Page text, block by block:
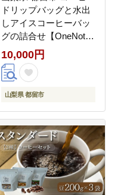
ドリップバッグと水出
しアイスコーヒーバッ
グの詰合せ【OneNote
Coffee Roaster】｜煎
りたて コーヒー 直送
プレゼント 贈答 珈琲豆
ャルティー ドリップバ
ッグ ドリップパック 詰
め合わせ チョコレート
デザート フレーバー 旅
行 キャンプ アウトドア
ケーキ
10,000円
山梨県 都留市